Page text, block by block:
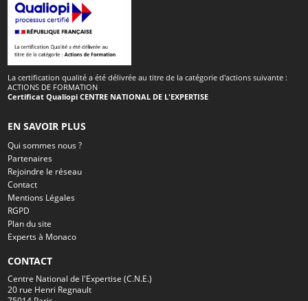
La certification qualité a été délivrée au titre de la catégorie d'actions suivante :
ACTIONS DE FORMATION
Certificat Qualiopi CENTRE NATIONAL DE L'EXPERTISE
EN SAVOIR PLUS
Qui sommes nous ?
Partenaires
Rejoindre le réseau
Contact
Mentions Légales
RGPD
Plan du site
Experts à Monaco
CONTACT
Centre National de l'Expertise (C.N.E.)
20 rue Henri Regnault